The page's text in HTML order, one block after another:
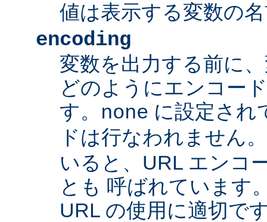
値は表示する変数の
encoding
変数を出力する前に
どのようにエンコー
す。 none に設定され
ドは行なわれません
いると、URL エンコ
とも 呼ばれています
URL の使用に適切で